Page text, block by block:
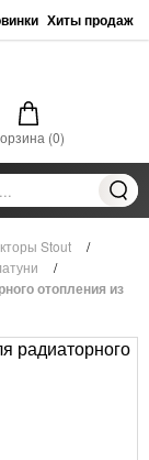
Хиты продаж
(0)
Stout
/
/
отопления из